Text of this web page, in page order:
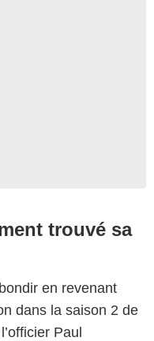
trouvé sa
en revenant
dans la saison 2 de
Paul